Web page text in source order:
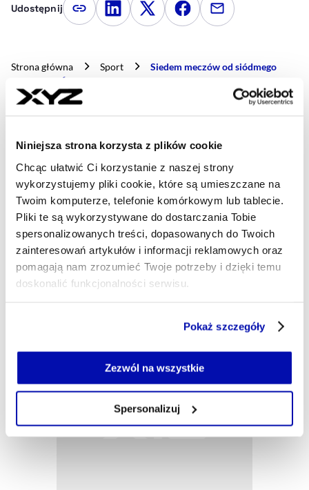
Niniejsza strona korzysta z plików cookie
Chcąc ułatwić Ci korzystanie z naszej strony
wykorzystujemy pliki cookie, które są umieszczane na
Twoim komputerze, telefonie komórkowym lub tablecie.
Pliki te są wykorzystywane do dostarczania Tobie
spersonalizowanych treści, dopasowanych do Twoich
zainteresowań artykułów i informacji reklamowych oraz
pomagają nam zrozumieć Twoje potrzeby i dzięki temu
doskonalić funkcjonalności serwisu.
Jeżeli nie wyrażasz zgody na zapisywanie plików cookie,
możesz łatwo zarządzać swoimi uprawnieniami, np. we
własnej przeglądarce internetowej lub po wybraniu opcji
Pokaż szczegóły
Zezwól na wszystkie
Spersonalizuj
Udostępnij Kopiuj link artykułu
Udostępnij na LinkedIn
Udostępnij na Twitterze
Udostępnij na
Udostępnij
Strona główna Sport
Siedem meczów od siódmego
Szlema. Iga Świątek rozpoczyna US Open i jest jak najlepsze
porsche
Dziennikarz
Dziennikarz sportowy, w ostatnich latach
korespondent „Gazety Wyborczej” m.in. z
Wimbledonu i kortów Rolanda Garrosa. Miłośnik
historii oraz – zgodnie z wykształceniem – świata
finansów.
marek.derylo@xyz.pl